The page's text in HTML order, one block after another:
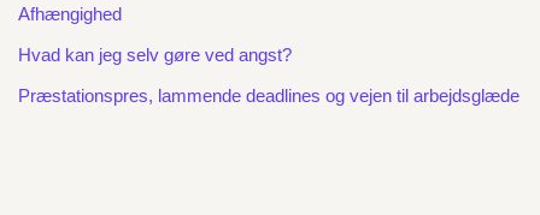
Afhængighed
Hvad kan jeg selv gøre ved angst?
Præstationspres, lammende deadlines og vejen til arbejdsglæde